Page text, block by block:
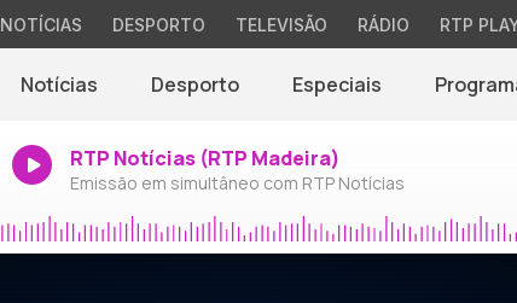
NOTÍCIAS DESPORTO TELEVISÃO RÁDIO RTP
Notícias Desporto Especiais
RTP Notícias (RTP Madeira)
Emissão em simultâneo com RTP Notícias